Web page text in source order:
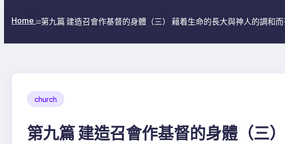
Home >>第九篇 建造召會作基督的身體（三） 藉着生命的長大與神人的調和
church
第九篇 建造召會作基督的身體（三